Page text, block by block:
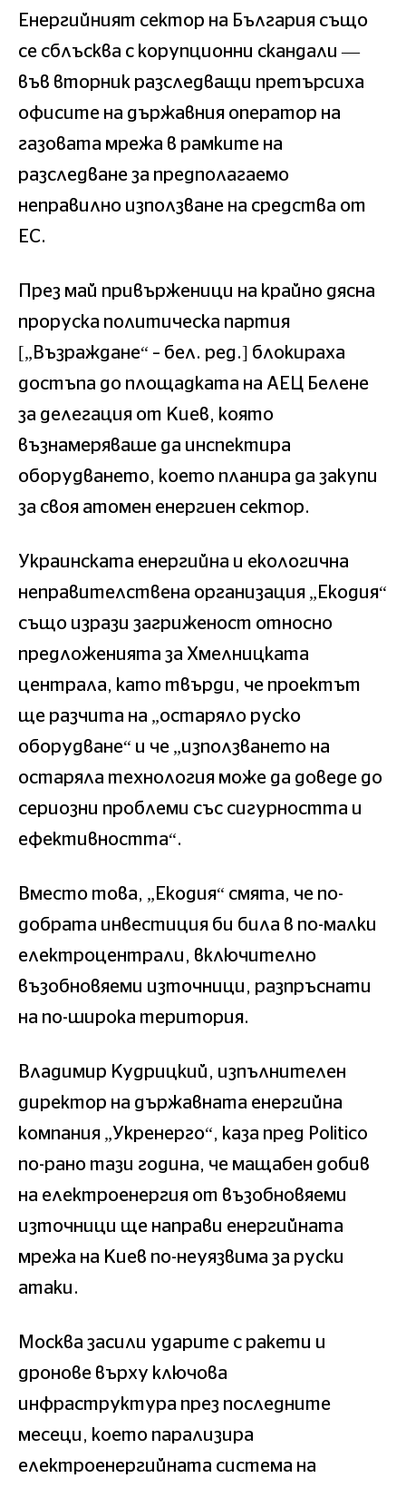
Енергийният сектор на България също
се сблъсква с корупционни скандали —
във вторник разследващи претърсиха
офисите на държавния оператор на
газовата мрежа в рамките на
разследване за предполагаемо
неправилно използване на средства от
ЕС.
През май привърженици на крайно дясна
проруска политическа партия
[„Възраждане“ – бел. ред.] блокираха
достъпа до площадката на АЕЦ Белене
за делегация от Киев, която
възнамеряваше да инспектира
оборудването, което планира да закупи
за своя атомен енергиен сектор.
Украинската енергийна и екологична
неправителствена организация „Екодия“
също изрази загриженост относно
предложенията за Хмелницката
централа, като твърди, че проектът
ще разчита на „остаряло руско
оборудване“ и че „използването на
остаряла технология може да доведе до
сериозни проблеми със сигурността и
ефективността“.
Вместо това, „Екодия“ смята, че по-
добрата инвестиция би била в по-малки
електроцентрали, включително
възобновяеми източници, разпръснати
на по-широка територия.
Владимир Кудрицкий, изпълнителен
директор на държавната енергийна
компания „Укренерго“, каза пред Politico
по-рано тази година, че мащабен добив
на електроенергия от възобновяеми
източници ще направи енергийната
мрежа на Киев по-неуязвима за руски
атаки.
Москва засили ударите с ракети и
дронове върху ключова
инфраструктура през последните
месеци, което парализира
електроенергийната система на